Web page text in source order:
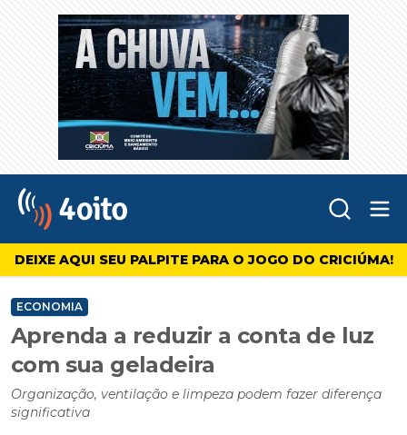
4oito
DEIXE AQUI SEU PALPITE PARA O JOGO DO CRICIÚMA!
ECONOMIA
Aprenda a reduzir a conta de luz
com sua geladeira
Organização, ventilação e limpeza podem fazer diferença
significativa